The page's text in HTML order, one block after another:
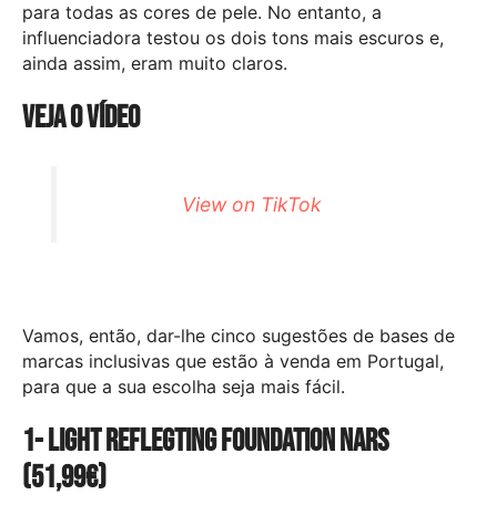
para todas as cores de pele. No entanto, a
influenciadora testou os dois tons mais escuros e,
ainda assim, eram muito claros.
Veja o vídeo
View on TikTok
Vamos, então, dar-lhe cinco sugestões de bases de
marcas inclusivas que estão à venda em Portugal,
para que a sua escolha seja mais fácil.
1- Light Reflegting Foundation Nars
(51,99€)